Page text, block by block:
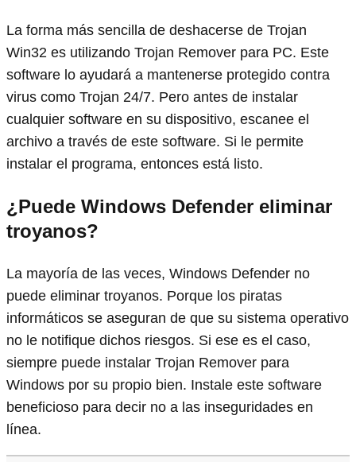
La forma más sencilla de deshacerse de Trojan
Win32 es utilizando Trojan Remover para PC. Este
software lo ayudará a mantenerse protegido contra
virus como Trojan 24/7. Pero antes de instalar
cualquier software en su dispositivo, escanee el
archivo a través de este software. Si le permite
instalar el programa, entonces está listo.
¿Puede Windows Defender eliminar
troyanos?
La mayoría de las veces, Windows Defender no
puede eliminar troyanos. Porque los piratas
informáticos se aseguran de que su sistema operativo
no le notifique dichos riesgos. Si ese es el caso,
siempre puede instalar Trojan Remover para
Windows por su propio bien. Instale este software
beneficioso para decir no a las inseguridades en
línea.